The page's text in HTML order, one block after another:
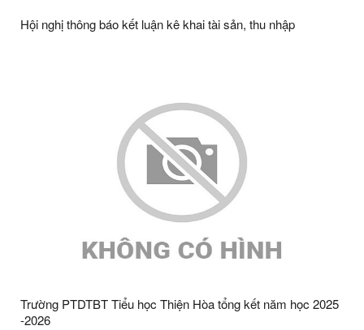
Hội nghị thông báo kết luận kê khai tài sản, thu nhập
Trường PTDTBT Tiểu học Thiện Hòa tổng kết năm học 2025
-2026